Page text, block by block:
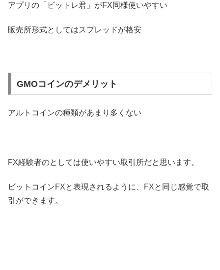
アプリの「ビットレ君」がFX同様使いやすい
販売所形式としてはスプレッドが格安
GMOコインのデメリット
アルトコインの種類があまり多くない
FX経験者のとしては使いやすい取引所だと思います。
ビットコインFXと表現されるように、FXと同じ感覚で取
引ができます。